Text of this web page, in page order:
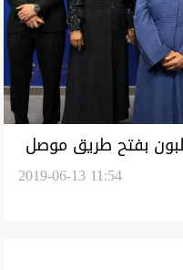
بفتح طريق موصل
2019-06-13 11:54